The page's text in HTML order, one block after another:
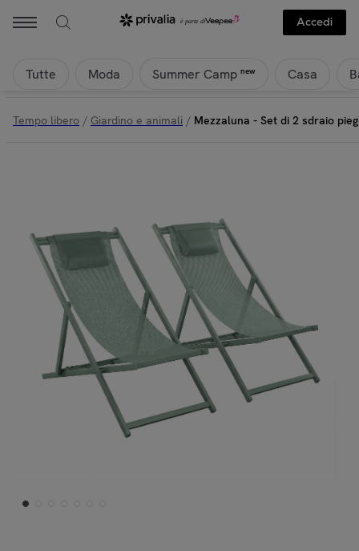
Accedi
Tutte Moda Summer Camp new Casa
Tempo libero / Giardino e animali / Mezzaluna - Set di 2 sdraio